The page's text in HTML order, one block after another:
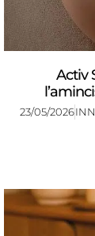
Activ
23/05/2026